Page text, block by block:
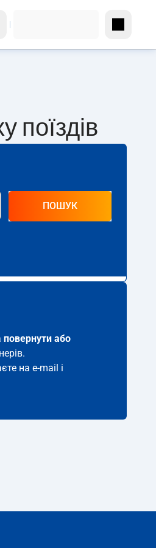
поїздів
ПОШУК
повернути або
на e-mail і